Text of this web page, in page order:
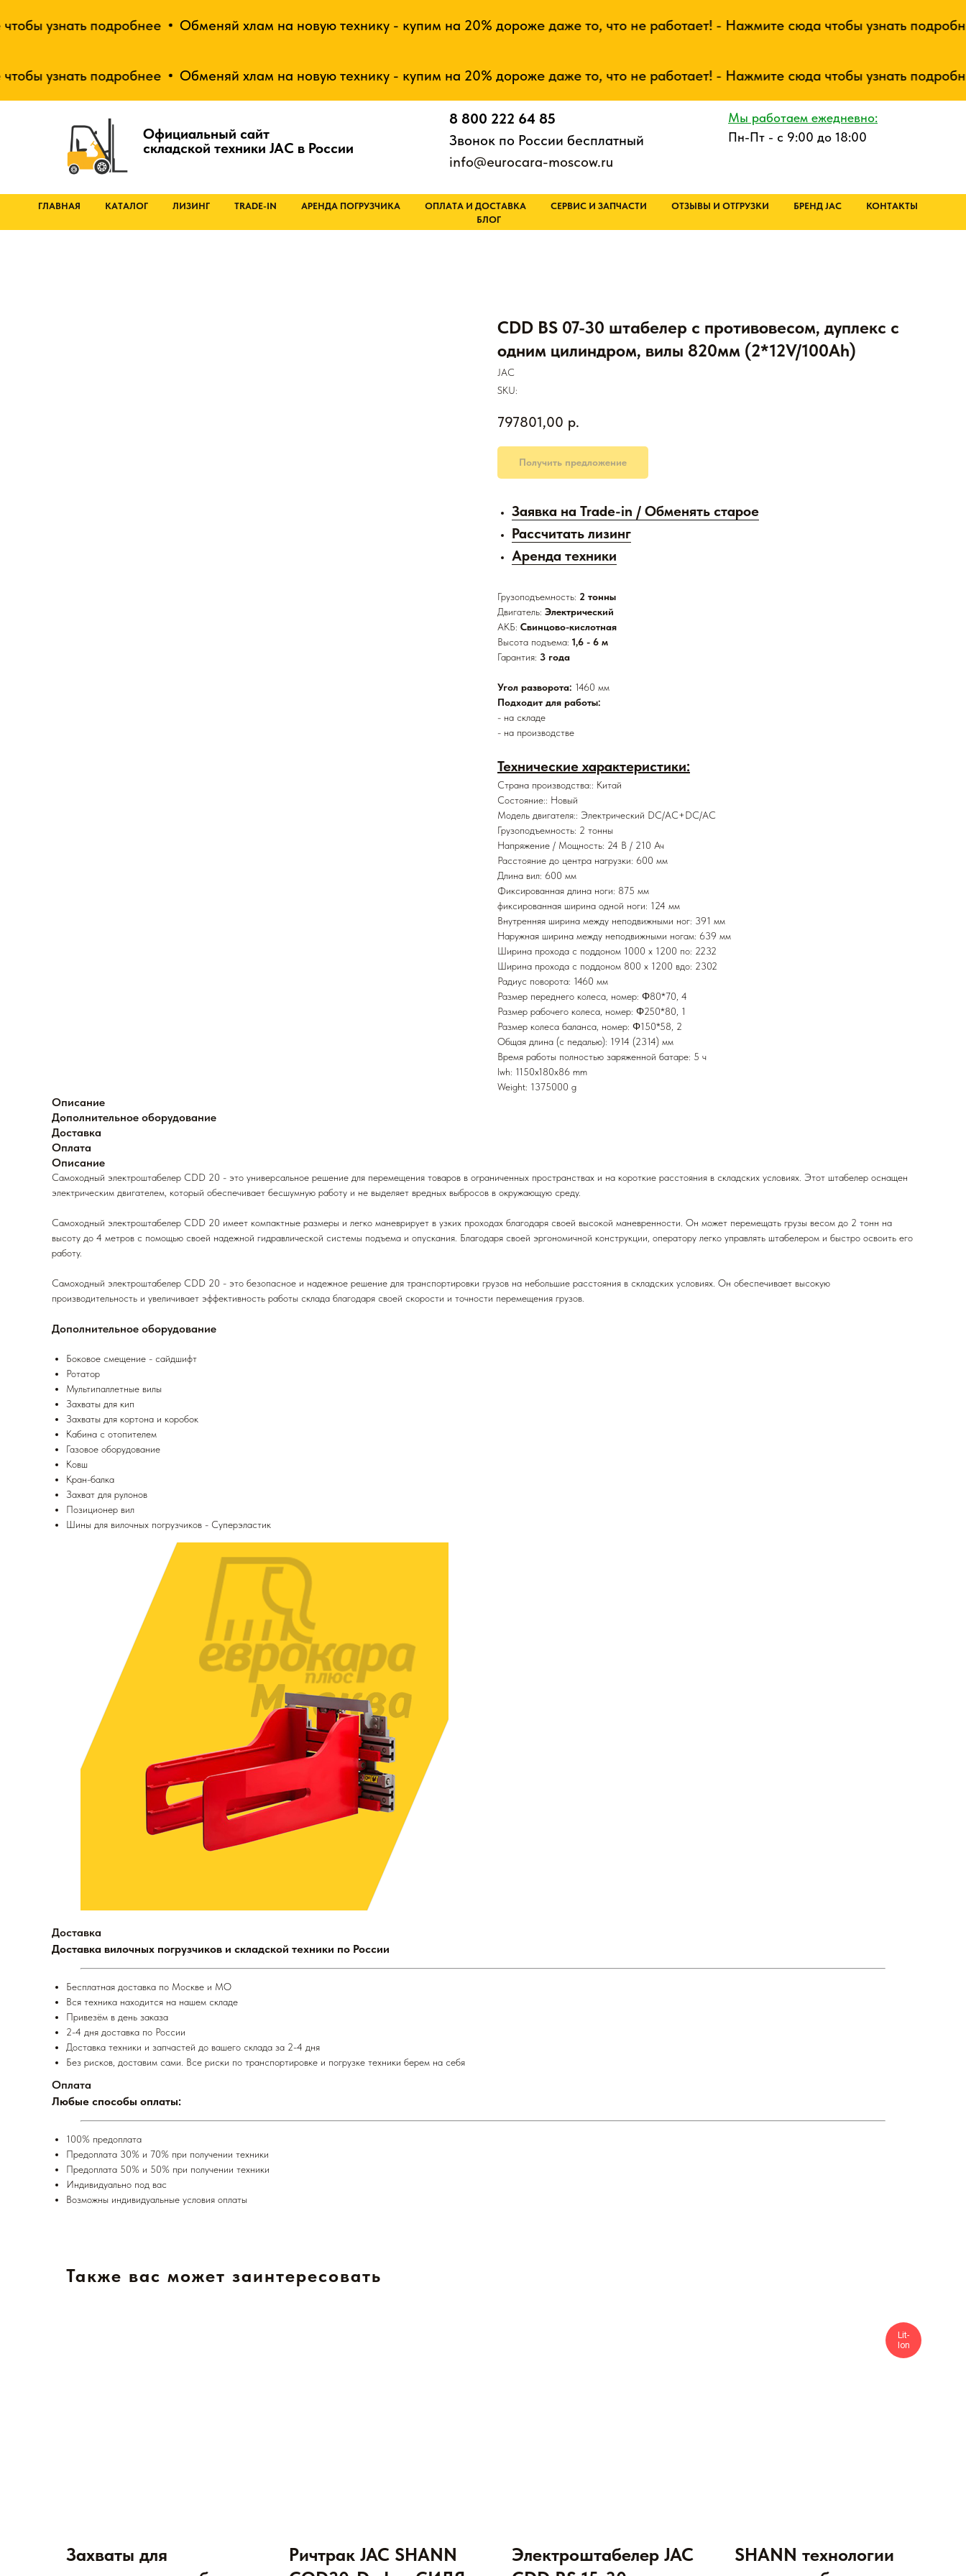
узнать подробнее Обменяй хлам на новую технику - купим на 20% дороже даже то, что не работает! - Нажмите сюда чтобы узнать подробнее
узнать подробнее Обменяй хлам на новую технику - купим на 20% дороже даже то, что не работает! - Нажмите сюда чтобы узнать подробнее
8 800 222 64 85
Звонок по России бесплатный
info@eurocara-moscow.ru
Мы работаем ежедневно:
Пн-Пт - с 9:00 до 18:00
Официальный сайт
складской техники JAC в России
ГЛАВНАЯ КАТАЛОГ ЛИЗИНГ TRADE-IN АРЕНДА ПОГРУЗЧИКА ОПЛАТА И ДОСТАВКА СЕРВИС И ЗАПЧАСТИ ОТЗЫВЫ И ОТГРУЗКИ БРЕНД JAC
КОНТАКТЫ
БЛОГ
CDD BS 07-30 штабелер с противовесом, дуплекс с
одним цилиндром, вилы 820мм (2*12V/100Ah)
JAC
SKU:
797801,00 р.
Получить предложение
Заявка на Trade-in / Обменять старое
Рассчитать лизинг
Аренда техники
Грузоподъемность: 2 тонны
Двигатель: Электрический
АКБ: Свинцово-кислотная
Высота подъема: 1,6 - 6 м
Гарантия: 3 года
Угол разворота: 1460 мм
Подходит для работы:
- на складе
- на производстве
Технические характеристики:
Страна производства:: Китай
Состояние:: Новый
Модель двигателя:: Электрический DC/AC+DC/AC
Грузоподъемность: 2 тонны
Напряжение / Мощность: 24 В / 210 Ач
Расстояние до центра нагрузки: 600 мм
Длина вил: 600 мм
Фиксированная длина ноги: 875 мм
фиксированная ширина одной ноги: 124 мм
Внутренняя ширина между неподвижными ног: 391 мм
Наружная ширина между неподвижными ногам: 639 мм
Ширина прохода с поддоном 1000 x 1200 по: 2232
Ширина прохода с поддоном 800 х 1200 вдо: 2302
Радиус поворота: 1460 мм
Размер переднего колеса, номер: Φ80*70, 4
Размер рабочего колеса, номер: Φ250*80, 1
Размер колеса баланса, номер: Φ150*58, 2
Общая длина (с педалью): 1914 (2314) мм
Время работы полностью заряженной батаре: 5 ч
lwh: 1150x180x86 mm
Weight: 1375000 g
Описание
Дополнительное оборудование
Доставка
Оплата
Описание
Самоходный электроштабелер CDD 20 - это универсальное решение для перемещения товаров в ограниченных пространствах и на короткие расстояния в складских условиях. Этот штабелер оснащен
электрическим двигателем, который обеспечивает бесшумную работу и не выделяет вредных выбросов в окружающую среду.
Самоходный электроштабелер CDD 20 имеет компактные размеры и легко маневрирует в узких проходах благодаря своей высокой маневренности. Он может перемещать грузы весом до 2 тонн на
высоту до 4 метров с помощью своей надежной гидравлической системы подъема и опускания. Благодаря своей эргономичной конструкции, оператору легко управлять штабелером и быстро освоить его
работу.
Самоходный электроштабелер CDD 20 - это безопасное и надежное решение для транспортировки грузов на небольшие расстояния в складских условиях. Он обеспечивает высокую
производительность и увеличивает эффективность работы склада благодаря своей скорости и точности перемещения грузов.
Дополнительное оборудование
Боковое смещение - сайдшифт
Ротатор
Мультипаллетные вилы
Захваты для кип
Захваты для кортона и коробок
Кабина с отопителем
Газовое оборудование
Ковш
Кран-балка
Захват для рулонов
Позиционер вил
Шины для вилочных погрузчиков - Суперэластик
Доставка
Доставка вилочных погрузчиков и складской техники по России
Бесплатная доставка по Москве и МО
Вся техника находится на нашем складе
Привезём в день заказа
2-4 дня доставка по России
Доставка техники и запчастей до вашего склада за 2-4 дня
Без рисков, доставим сами. Все риски по транспортировке и погрузке техники берем на себя
Оплата
Любые способы оплаты:
100% предоплата
Предоплата 30% и 70% при получении техники
Предоплата 50% и 50% при получении техники
Индивидуально под вас
Возможны индивидуальные условия оплаты
Также вас может заинтересовать
Захваты для
Ричтрак JAC SHANN
Электроштабелер JAC
Lit-
Ion
SHANN технологии